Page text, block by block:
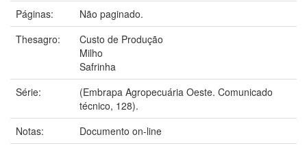
Páginas:
Não paginado.
Thesagro:
Custo de Produção
Milho
Safrinha
Série:
(Embrapa Agropecuária Oeste. Comunicado
técnico, 128).
Notas:
Documento on-line